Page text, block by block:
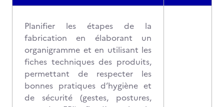
Planifier les étapes de la
fabrication en élaborant un
organigramme et en utilisant les
fiches techniques des produits,
permettant de respecter les
bonnes pratiques d’hygiène et
de sécurité (gestes, postures,